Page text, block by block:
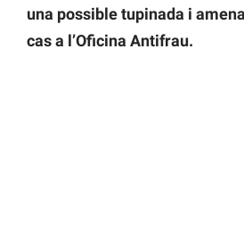
una possible tupinada i
cas a l’Oficina Antifrau.